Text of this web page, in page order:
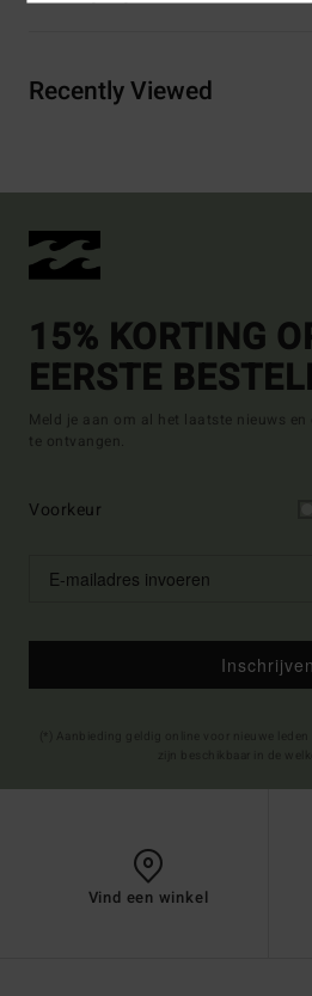
Recently Viewed
15% KORTING
EERSTE
Meld je aan om al het laatste nieuws en
te ontvangen.
Voorkeur
Inschrijven
Vind een winkel